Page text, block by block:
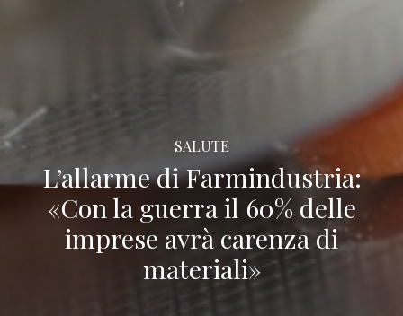
SALUTE
L’allarme di Farmindustria:
«Con la guerra il 60% delle
imprese avrà carenza di
materiali»